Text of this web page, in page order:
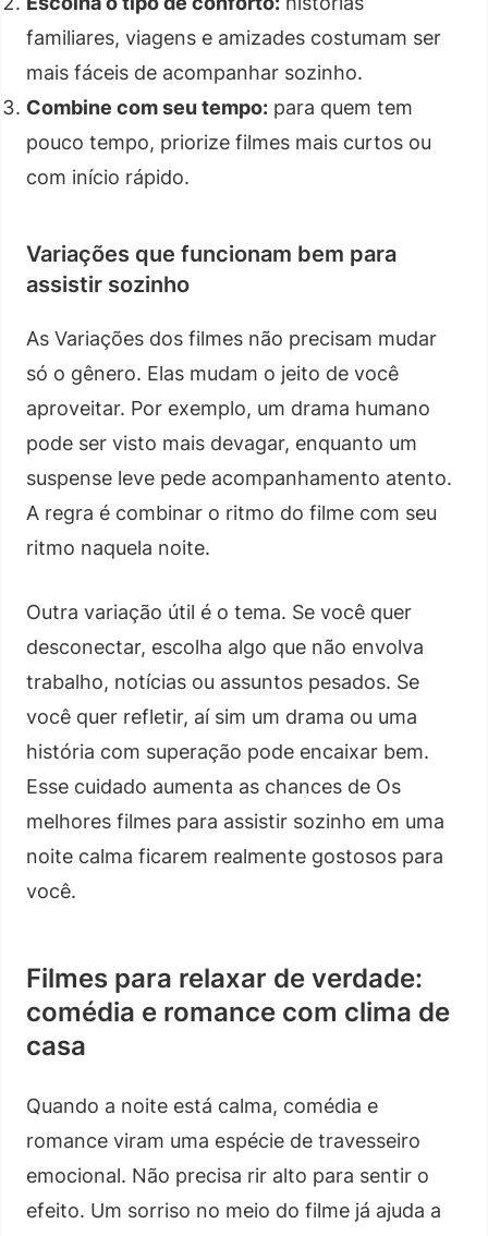
familiares, viagens e amizades costumam ser
mais fáceis de acompanhar sozinho.
Combine com seu tempo: para quem tem
pouco tempo, priorize filmes mais curtos ou
com início rápido.
Variações que funcionam bem para
assistir sozinho
As Variações dos filmes não precisam mudar
só o gênero. Elas mudam o jeito de você
aproveitar. Por exemplo, um drama humano
pode ser visto mais devagar, enquanto um
suspense leve pede acompanhamento atento.
A regra é combinar o ritmo do filme com seu
ritmo naquela noite.
Outra variação útil é o tema. Se você quer
desconectar, escolha algo que não envolva
trabalho, notícias ou assuntos pesados. Se
você quer refletir, aí sim um drama ou uma
história com superação pode encaixar bem.
Esse cuidado aumenta as chances de Os
melhores filmes para assistir sozinho em uma
noite calma ficarem realmente gostosos para
você.
Filmes para relaxar de verdade:
comédia e romance com clima de
casa
Quando a noite está calma, comédia e
romance viram uma espécie de travesseiro
emocional. Não precisa rir alto para sentir o
efeito. Um sorriso no meio do filme já ajuda a